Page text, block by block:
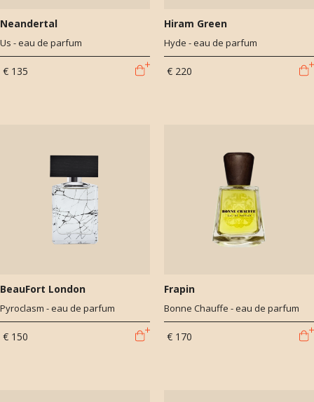
Neandertal
Us - eau de parfum
€ 135
Hiram Green
Hyde - eau de parfum
€ 220
BeauFort London
Pyroclasm - eau de parfum
€ 150
Frapin
Bonne Chauffe - eau de parfum
€ 170